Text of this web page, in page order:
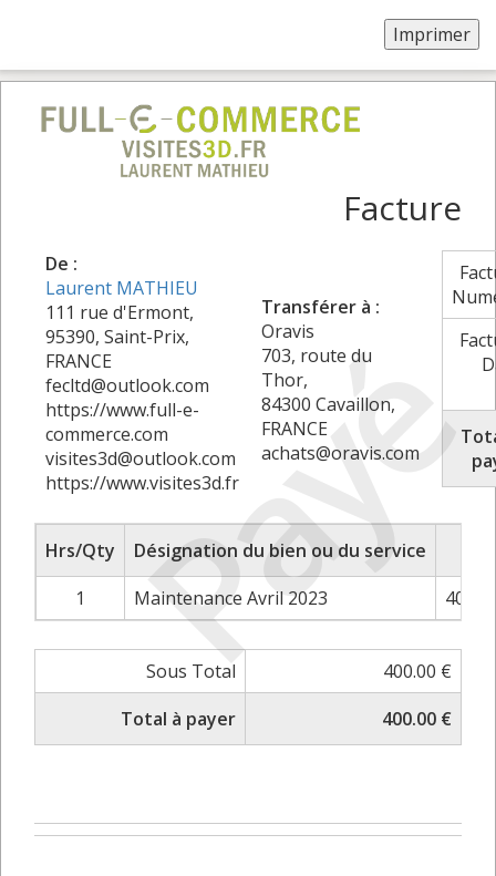
Payé
Facture
De :
Laurent MATHIEU
111 rue d'Ermont,
95390, Saint-Prix,
FRANCE
fecltd@outlook.com
https://www.full-e-
commerce.com
visites3d@outlook.com
https://www.visites3d.fr
Transférer à :
Oravis
703, route du
Thor,
84300 Cavaillon,
FRANCE
achats@oravis.com
Hrs/Qty Désignation du bien ou du service
1
Maintenance Avril 2023
Sous Total
400.00 €
Total à payer
400.00 €